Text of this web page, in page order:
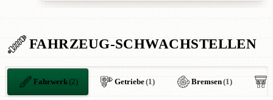
FAHRZEUG-SCHWACHSTELLEN
Fahrwerk(2) Getriebe(1) Bremsen(1)